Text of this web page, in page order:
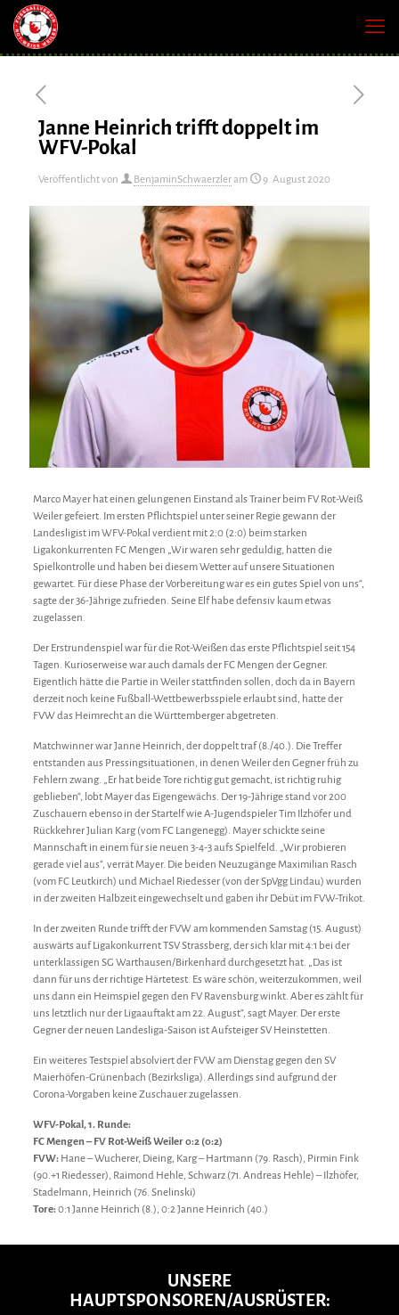
Janne Heinrich trifft doppelt im
WFV-Pokal
Veröffentlicht von BenjaminSchwaerzleram 9. August 2020
Marco Mayer hat einen gelungenen Einstand als Trainer beim FV Rot-Weiß
Weiler gefeiert. Im ersten Pflichtspiel unter seiner Regie gewann der
Landesligist im WFV-Pokal verdient mit 2:0 (2:0) beim starken
Ligakonkurrenten FC Mengen „Wir waren sehr geduldig, hatten die
Spielkontrolle und haben bei diesem Wetter auf unsere Situationen
gewartet. Für diese Phase der Vorbereitung war es ein gutes Spiel von uns“,
sagte der 36-Jährige zufrieden. Seine Elf habe defensiv kaum etwas
zugelassen.
Der Erstrundenspiel war für die Rot-Weißen das erste Pflichtspiel seit 154
Tagen. Kurioserweise war auch damals der FC Mengen der Gegner.
Eigentlich hätte die Partie in Weiler stattfinden sollen, doch da in Bayern
derzeit noch keine Fußball-Wettbewerbsspiele erlaubt sind, hatte der
FVW das Heimrecht an die Württemberger abgetreten.
Matchwinner war Janne Heinrich, der doppelt traf (8./40.). Die Treffer
entstanden aus Pressingsituationen, in denen Weiler den Gegner früh zu
Fehlern zwang. „Er hat beide Tore richtig gut gemacht, ist richtig ruhig
geblieben“, lobt Mayer das Eigengewächs. Der 19-Jährige stand vor 200
Zuschauern ebenso in der Startelf wie A-Jugendspieler Tim Ilzhöfer und
Rückkehrer Julian Karg (vom FC Langenegg). Mayer schickte seine
Mannschaft in einem für sie neuen 3-4-3 aufs Spielfeld. „Wir probieren
gerade viel aus“, verrät Mayer. Die beiden Neuzugänge Maximilian Rasch
(vom FC Leutkirch) und Michael Riedesser (von der SpVgg Lindau) wurden
in der zweiten Halbzeit eingewechselt und gaben ihr Debüt im FVW-Trikot.
In der zweiten Runde trifft der FVW am kommenden Samstag (15. August)
auswärts auf Ligakonkurrent TSV Strassberg, der sich klar mit 4:1 bei der
unterklassigen SG Warthausen/Birkenhard durchgesetzt hat. „Das ist
dann für uns der richtige Härtetest. Es wäre schön, weiterzukommen, weil
uns dann ein Heimspiel gegen den FV Ravensburg winkt. Aber es zählt für
uns letztlich nur der Ligaauftakt am 22. August“, sagt Mayer. Der erste
Gegner der neuen Landesliga-Saison ist Aufsteiger SV Heinstetten.
Ein weiteres Testspiel absolviert der FVW am Dienstag gegen den SV
Maierhöfen-Grünenbach (Bezirksliga). Allerdings sind aufgrund der
Corona-Vorgaben keine Zuschauer zugelassen.
WFV-Pokal, 1. Runde:
FC Mengen – FV Rot-Weiß Weiler 0:2 (0:2)
FVW: Hane – Wucherer, Dieing, Karg – Hartmann (79. Rasch), Pirmin Fink
(90.+1 Riedesser), Raimond Hehle, Schwarz (71. Andreas Hehle) – Ilzhöfer,
Stadelmann, Heinrich (76. Snelinski)
Tore:0:1 Janne Heinrich (8.), 0:2 Janne Heinrich (40.)
UNSERE
HAUPTSPONSOREN/AUSRÜSTER: